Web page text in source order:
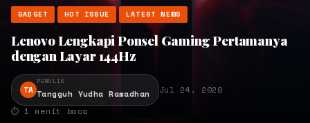
GADGET HOT ISSUE LATEST NEWS
Lenovo Lengkapi Ponsel Gaming Pertamanya
dengan Layar 144Hz
TA
PENULIS
Tangguh Yudha Ramadhan
Jul 24, 2020
⏱ 1 menit baca